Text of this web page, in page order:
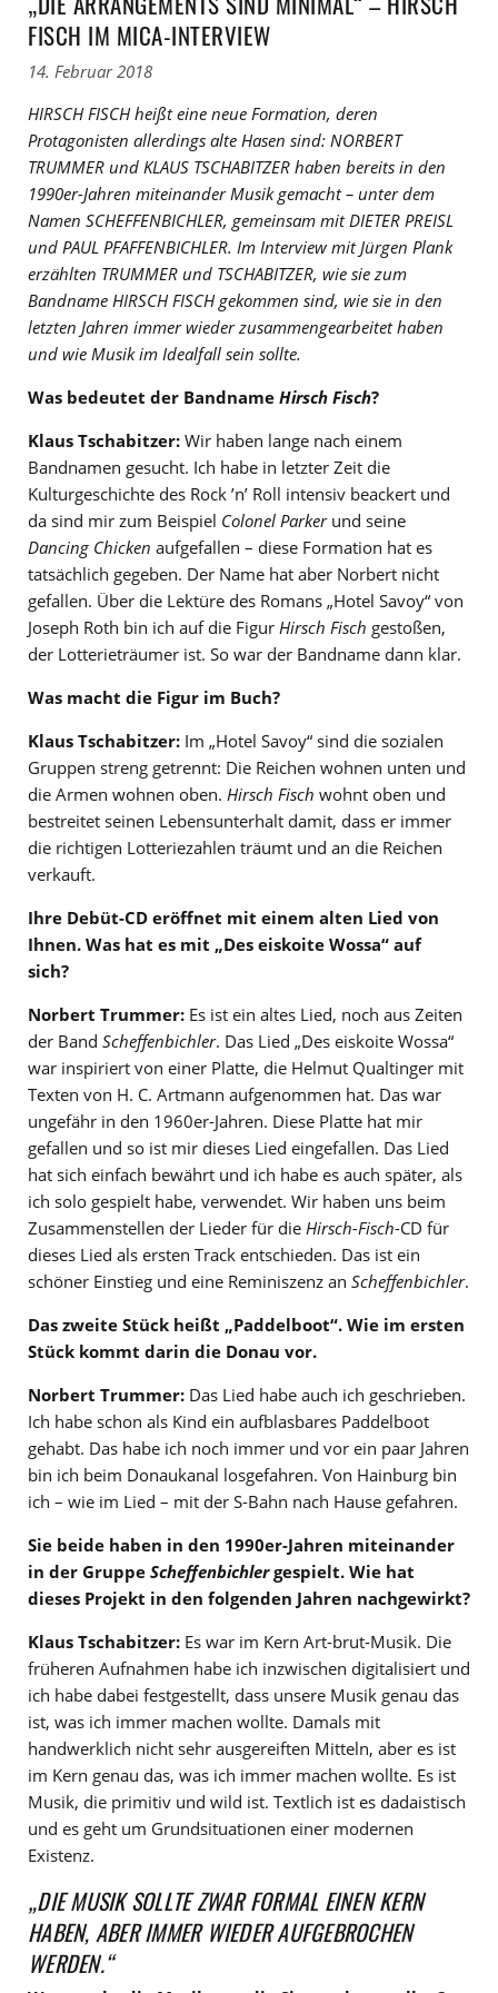
FISCH IM MICA-INTERVIEW
14. Februar 2018
HIRSCH FISCH heißt eine neue Formation, deren
Protagonisten allerdings alte Hasen sind: NORBERT
TRUMMER und KLAUS TSCHABITZER haben bereits in den
1990er-Jahren miteinander Musik gemacht – unter dem
Namen SCHEFFENBICHLER, gemeinsam mit DIETER PREISL
und PAUL PFAFFENBICHLER. Im Interview mit Jürgen Plank
erzählten TRUMMER und TSCHABITZER, wie sie zum
Bandname HIRSCH FISCH gekommen sind, wie sie in den
letzten Jahren immer wieder zusammengearbeitet haben
und wie Musik im Idealfall sein sollte.
Was bedeutet der Bandname Hirsch Fisch?
Klaus Tschabitzer: Wir haben lange nach einem
Bandnamen gesucht. Ich habe in letzter Zeit die
Kulturgeschichte des Rock ’n’ Roll intensiv beackert und
da sind mir zum Beispiel Colonel Parkerund seine
Dancing Chicken aufgefallen – diese Formation hat es
tatsächlich gegeben. Der Name hat aber Norbert nicht
gefallen. Über die Lektüre des Romans „Hotel Savoy“ von
Joseph Roth bin ich auf die Figur Hirsch Fisch gestoßen,
der Lotterieträumer ist. So war der Bandname dann klar.
Was macht die Figur im Buch?
Klaus Tschabitzer: Im „Hotel Savoy“ sind die sozialen
Gruppen streng getrennt: Die Reichen wohnen unten und
die Armen wohnen oben. Hirsch Fisch wohnt oben und
bestreitet seinen Lebensunterhalt damit, dass er immer
die richtigen Lotteriezahlen träumt und an die Reichen
verkauft.
Ihre Debüt-CD eröffnet mit einem alten Lied von
Ihnen. Was hat es mit „Des eiskoite Wossa“ auf
sich?
Norbert Trummer: Es ist ein altes Lied, noch aus Zeiten
der Band Scheffenbichler. Das Lied „Des eiskoite Wossa“
war inspiriert von einer Platte, die Helmut Qualtinger mit
Texten von H. C. Artmann aufgenommen hat. Das war
ungefähr in den 1960er-Jahren. Diese Platte hat mir
gefallen und so ist mir dieses Lied eingefallen. Das Lied
hat sich einfach bewährt und ich habe es auch später, als
ich solo gespielt habe, verwendet. Wir haben uns beim
Zusammenstellen der Lieder für die Hirsch-Fisch-CD für
dieses Lied als ersten Track entschieden. Das ist ein
schöner Einstieg und eine Reminiszenz an Scheffenbichler.
Das zweite Stück heißt „Paddelboot“. Wie im ersten
Stück kommt darin die Donau vor.
Norbert Trummer: Das Lied habe auch ich geschrieben.
Ich habe schon als Kind ein aufblasbares Paddelboot
gehabt. Das habe ich noch immer und vor ein paar Jahren
bin ich beim Donaukanal losgefahren. Von Hainburg bin
ich – wie im Lied – mit der S-Bahn nach Hause gefahren.
Sie beide haben in den 1990er-Jahren miteinander
in der Gruppe Scheffenbichlergespielt. Wie hat
dieses Projekt in den folgenden Jahren nachgewirkt?
Klaus Tschabitzer: Es war im Kern Art-brut-Musik. Die
früheren Aufnahmen habe ich inzwischen digitalisiert und
ich habe dabei festgestellt, dass unsere Musik genau das
ist, was ich immer machen wollte. Damals mit
handwerklich nicht sehr ausgereiften Mitteln, aber es ist
im Kern genau das, was ich immer machen wollte. Es ist
Musik, die primitiv und wild ist. Textlich ist es dadaistisch
und es geht um Grundsituationen einer modernen
Existenz.
„DIE MUSIK SOLLTE ZWAR FORMAL EINEN KERN
HABEN, ABER IMMER WIEDER AUFGEBROCHEN
WERDEN.“